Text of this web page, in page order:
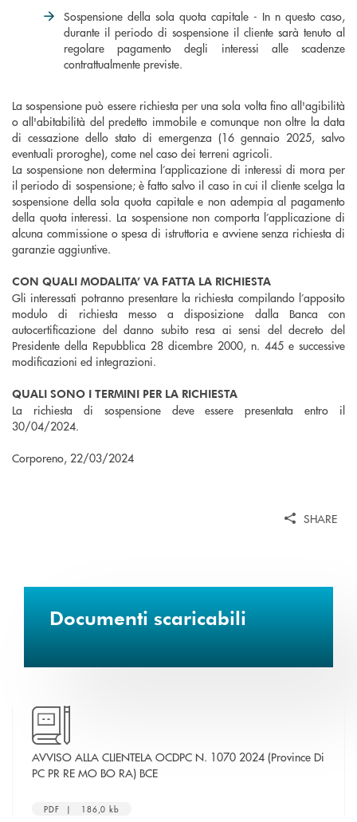
Sospensione della sola quota capitale - In n questo caso,
durante il periodo di sospensione il cliente sarà tenuto al
regolare pagamento degli interessi alle scadenze
contrattualmente previste.
La sospensione può essere richiesta per una sola volta fino all'agibilità
o all'abitabilità del predetto immobile e comunque non oltre la data
di cessazione dello stato di emergenza (16 gennaio 2025, salvo
eventuali proroghe), come nel caso dei terreni agricoli.
La sospensione non determina l’applicazione di interessi di mora per
il periodo di sospensione; è fatto salvo il caso in cui il cliente scelga la
sospensione della sola quota capitale e non adempia al pagamento
della quota interessi. La sospensione non comporta l’applicazione di
alcuna commissione o spesa di istruttoria e avviene senza richiesta di
garanzie aggiuntive.
CON QUALI MODALITA’ VA FATTA LA RICHIESTA
Gli interessati potranno presentare la richiesta compilando l’apposito
modulo di richiesta messo a disposizione dalla Banca con
autocertificazione del danno subito resa ai sensi del decreto del
Presidente della Repubblica 28 dicembre 2000, n. 445 e successive
modificazioni ed integrazioni.
QUALI SONO I TERMINI PER LA RICHIESTA
La richiesta di sospensione deve essere presentata entro il
30/04/2024.
Corporeno, 22/03/2024
SHARE
Documenti scaricabili
AVVISO ALLA CLIENTELA OCDPC N. 1070 2024 (Province Di
PC PR RE MO BO RA) BCEapre una nuova finestra
PDF | 186,0 kb